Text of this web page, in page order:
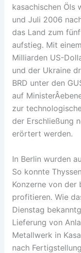
kasachischen Öls
und Juli 2006
das Land zum
aufstieg. Mit
Milliarden US-
und der Ukraine
BRD unter den
auf
zur
der Erschließung
erörtert werden.
In Berlin wurden
So konnte
Konzerne von der
profitieren. Wie
Dienstag
Lieferung von
Metallwerk in
nach